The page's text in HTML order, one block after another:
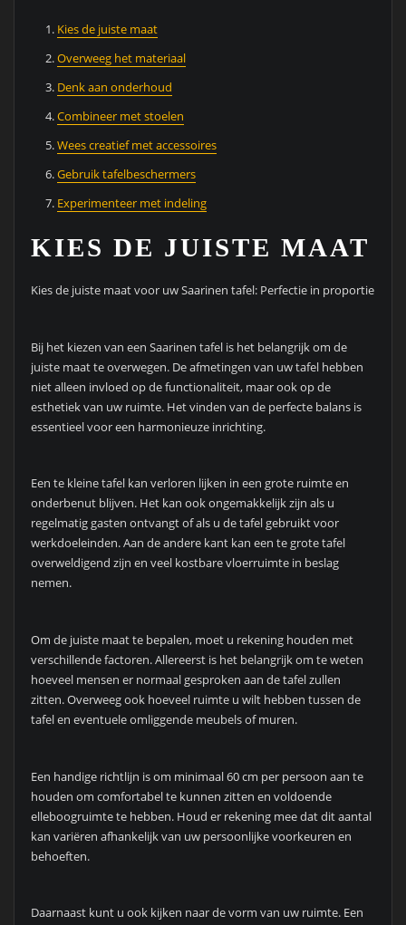
Kies de juiste maat
Overweeg het materiaal
Denk aan onderhoud
Combineer met stoelen
Wees creatief met accessoires
Gebruik tafelbeschermers
Experimenteer met indeling
KIES DE JUISTE MAAT
Kies de juiste maat voor uw Saarinen tafel: Perfectie in proportie
Bij het kiezen van een Saarinen tafel is het belangrijk om de
juiste maat te overwegen. De afmetingen van uw tafel hebben
niet alleen invloed op de functionaliteit, maar ook op de
esthetiek van uw ruimte. Het vinden van de perfecte balans is
essentieel voor een harmonieuze inrichting.
Een te kleine tafel kan verloren lijken in een grote ruimte en
onderbenut blijven. Het kan ook ongemakkelijk zijn als u
regelmatig gasten ontvangt of als u de tafel gebruikt voor
werkdoeleinden. Aan de andere kant kan een te grote tafel
overweldigend zijn en veel kostbare vloerruimte in beslag
nemen.
Om de juiste maat te bepalen, moet u rekening houden met
verschillende factoren. Allereerst is het belangrijk om te weten
hoeveel mensen er normaal gesproken aan de tafel zullen
zitten. Overweeg ook hoeveel ruimte u wilt hebben tussen de
tafel en eventuele omliggende meubels of muren.
Een handige richtlijn is om minimaal 60 cm per persoon aan te
houden om comfortabel te kunnen zitten en voldoende
elleboogruimte te hebben. Houd er rekening mee dat dit aantal
kan variëren afhankelijk van uw persoonlijke voorkeuren en
behoeften.
Daarnaast kunt u ook kijken naar de vorm van uw ruimte. Een